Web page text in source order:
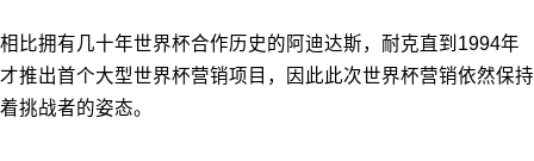
相比拥有几十年世界杯合作历史的阿迪达斯，耐克直到1994年
才推出首个大型世界杯营销项目，因此此次世界杯营销依然保持
着挑战者的姿态。